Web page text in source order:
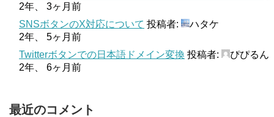
2年、 3ヶ月前
SNSボタンのX対応について 投稿者:
ハタケ
2年、 5ヶ月前
Twitterボタンでの日本語ドメイン変換 投稿者:
ぴぴるん
2年、 6ヶ月前
最近のコメント